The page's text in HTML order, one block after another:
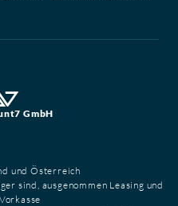
GmbH
und Österreich
sind, ausgenommen Leasing und